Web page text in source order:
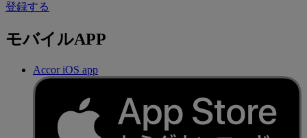
登録する
モバイルAPP
Accor iOS app